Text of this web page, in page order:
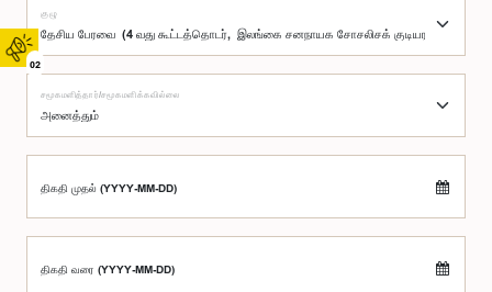
02
குழு
சமூகமளித்தார்/சமூகமளிக்கவில்லை
திகதி முதல் (YYYY-MM-DD)
திகதி வரை (YYYY-MM-DD)